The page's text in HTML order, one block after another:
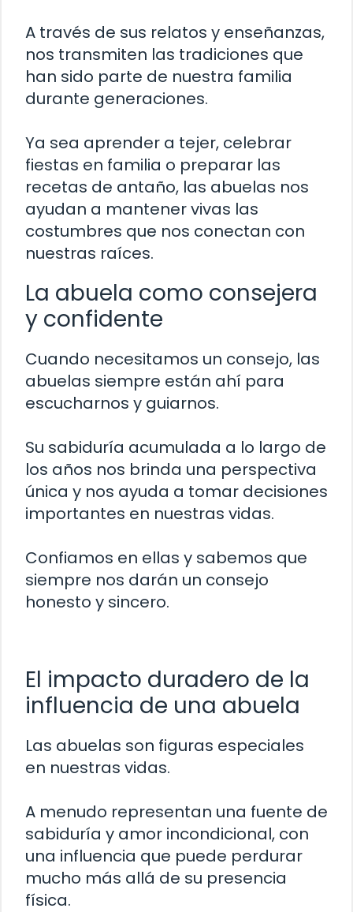
A través de sus relatos y enseñanzas,
nos transmiten las tradiciones que
han sido parte de nuestra familia
durante generaciones.
Ya sea aprender a tejer, celebrar
fiestas en familia o preparar las
recetas de antaño, las abuelas nos
ayudan a mantener vivas las
costumbres que nos conectan con
nuestras raíces.
La abuela como consejera
y confidente
Cuando necesitamos un consejo, las
abuelas siempre están ahí para
escucharnos y guiarnos.
Su sabiduría acumulada a lo largo de
los años nos brinda una perspectiva
única y nos ayuda a tomar decisiones
importantes en nuestras vidas.
Confiamos en ellas y sabemos que
siempre nos darán un consejo
honesto y sincero.
El impacto duradero de la
influencia de una abuela
Las abuelas son figuras especiales
en nuestras vidas.
A menudo representan una fuente de
sabiduría y amor incondicional, con
una influencia que puede perdurar
mucho más allá de su presencia
física.